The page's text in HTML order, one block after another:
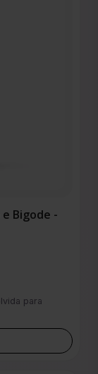
Bigode -
para